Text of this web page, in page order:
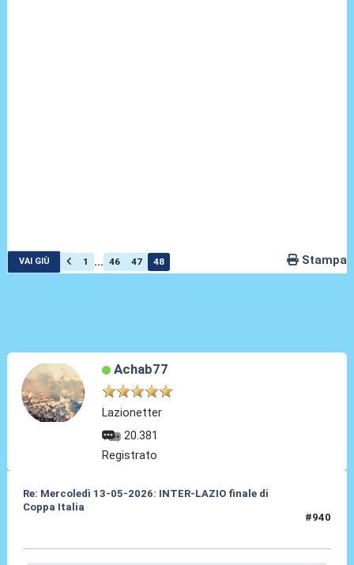
VAI GIÙ 1 ... 46 47 48 Stampa
Achab77
Lazionetter
20.381
Registrato
Re: Mercoledì 13-05-2026: INTER-LAZIO finale di
Coppa Italia
#940